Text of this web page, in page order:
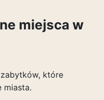
miejsca w
które
miasta.